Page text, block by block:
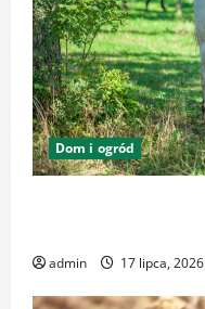
Dom i ogród
admin 17 lipca, 2026